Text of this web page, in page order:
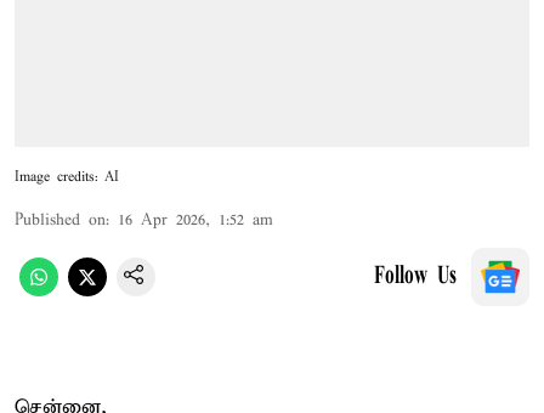
Image credits: AI
Published on: 16 Apr 2026, 1:52 am
Follow Us
சென்னை,